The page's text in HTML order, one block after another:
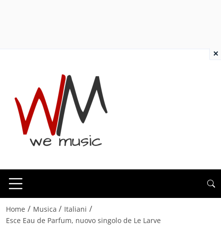
Home / Musica / Italiani /
Esce Eau de Parfum, nuovo singolo de Le Larve
×